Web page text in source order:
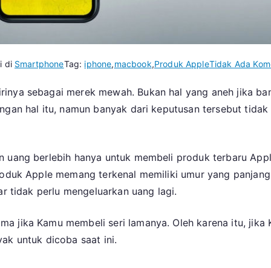
di SmartphoneTag: iphone,macbook,Produk AppleTidak Ada
sebagai merek mewah. Bukan hal yang aneh jika
hal itu, namun banyak dari keputusan tersebut
uang berlebih hanya untuk membeli produk terbaru
Apple memang terkenal memiliki umur yang
tidak perlu mengeluarkan uang lagi.
jika Kamu membeli seri lamanya. Oleh karena itu,
untuk dicoba saat ini.